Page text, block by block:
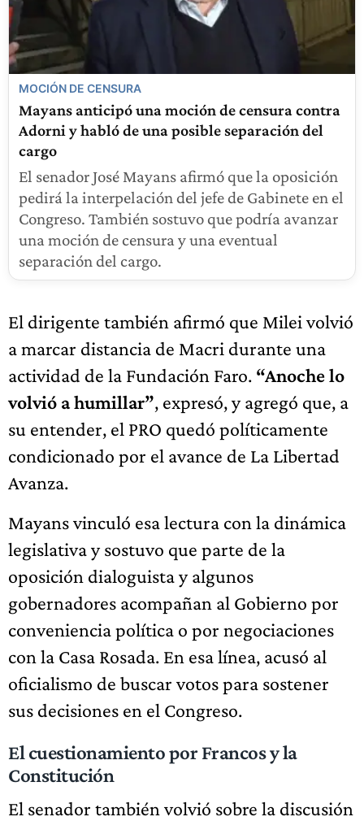
MOCIÓN DE CENSURA
Mayans anticipó una moción de censura contra
Adorni y habló de una posible separación del
cargo
El senador José Mayans afirmó que la oposición
pedirá la interpelación del jefe de Gabinete en el
Congreso. También sostuvo que podría avanzar
una moción de censura y una eventual
separación del cargo.
El dirigente también afirmó que Milei volvió
a marcar distancia de Macri durante una
actividad de la Fundación Faro. “Anoche lo
volvió a humillar”, expresó, y agregó que, a
su entender, el PRO quedó políticamente
condicionado por el avance de La Libertad
Avanza.
Mayans vinculó esa lectura con la dinámica
legislativa y sostuvo que parte de la
oposición dialoguista y algunos
gobernadores acompañan al Gobierno por
conveniencia política o por negociaciones
con la Casa Rosada. En esa línea, acusó al
oficialismo de buscar votos para sostener
sus decisiones en el Congreso.
El cuestionamiento por Francos y la
Constitución
El senador también volvió sobre la discusión